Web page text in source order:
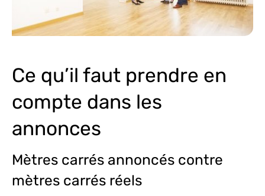
Ce qu’il faut prendre en
compte dans les
annonces
Mètres carrés annoncés contre
mètres carrés réels